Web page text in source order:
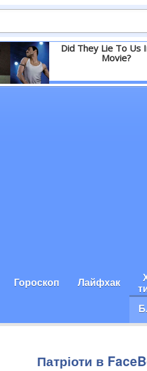
Did They Lie To Us
Movie?
Детальніше
Гороскоп Лайфхак
Патріоти в